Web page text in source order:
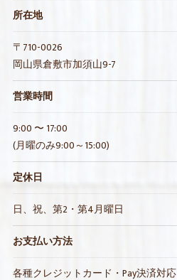
所在地
〒710-0026
岡山県倉敷市加須山9-7
営業時間
9:00 〜 17:00
(月曜のみ9:00～15:00)
定休日
日、祝、第2・第4月曜日
お支払い方法
各種クレジットカード・Pay決済対応